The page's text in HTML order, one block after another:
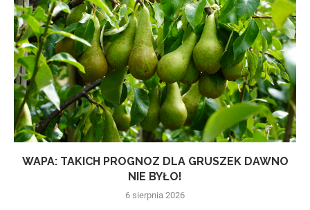
WAPA: TAKICH PROGNOZ DLA GRUSZEK DAWNO
NIE BYŁO!
6 sierpnia 2026